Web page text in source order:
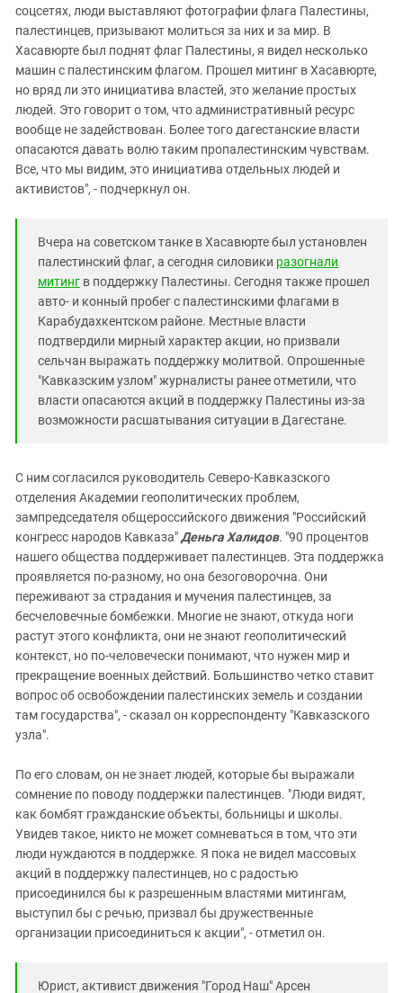
соцсетях, люди выставляют фотографии флага Палестины,
палестинцев, призывают молиться за них и за мир. В
Хасавюрте был поднят флаг Палестины, я видел несколько
машин с палестинским флагом. Прошел митинг в Хасавюрте,
но вряд ли это инициатива властей, это желание простых
людей. Это говорит о том, что административный ресурс
вообще не задействован. Более того дагестанские власти
опасаются давать волю таким пропалестинским чувствам.
Все, что мы видим, это инициатива отдельных людей и
активистов", - подчеркнул он.
Вчера на советском танке в Хасавюрте был установлен
палестинский флаг, а сегодня силовики разогнали
митинг в поддержку Палестины. Сегодня также прошел
авто- и конный пробег с палестинскими флагами в
Карабудахкентском районе. Местные власти
подтвердили мирный характер акции, но призвали
сельчан выражать поддержку молитвой. Опрошенные
"Кавказским узлом" журналисты ранее отметили, что
власти опасаются акций в поддержку Палестины из-за
возможности расшатывания ситуации в Дагестане.
С ним согласился руководитель Северо-Кавказского
отделения Академии геополитических проблем,
зампредседателя общероссийского движения "Российский
конгресс народов Кавказа"Деньга Халидов. "90 процентов
нашего общества поддерживает палестинцев. Эта поддержка
проявляется по-разному, но она безоговорочна. Они
переживают за страдания и мучения палестинцев, за
бесчеловечные бомбежки. Многие не знают, откуда ноги
растут этого конфликта, они не знают геополитический
контекст, но по-человечески понимают, что нужен мир и
прекращение военных действий. Большинство четко ставит
вопрос об освобождении палестинских земель и создании
там государства", - сказал он корреспонденту "Кавказского
узла".
По его словам, он не знает людей, которые бы выражали
сомнение по поводу поддержки палестинцев. "Люди видят,
как бомбят гражданские объекты, больницы и школы.
Увидев такое, никто не может сомневаться в том, что эти
люди нуждаются в поддержке. Я пока не видел массовых
акций в поддержку палестинцев, но с радостью
присоединился бы к разрешенным властями митингам,
выступил бы с речью, призвал бы дружественные
организации присоединиться к акции", - отметил он.
Юрист, активист движения "Город Наш" Арсен